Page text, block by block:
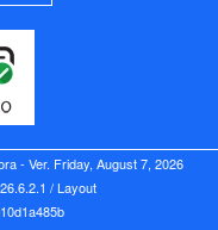
- Ver. Friday, August 7, 2026
/ Layout